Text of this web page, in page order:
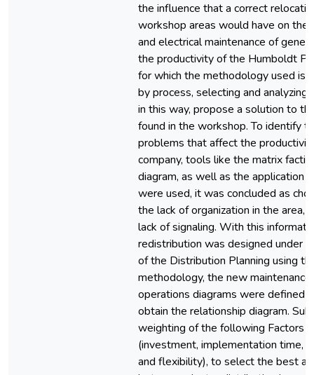
the influence that a correct
workshop areas would have on the
and electrical maintenance of
the productivity of the Humboldt
for which the methodology used is
by process, selecting and analyzing
in this way, propose a solution to
found in the workshop. To identify
problems that affect the
company, tools like the matrix
diagram, as well as the application
were used, it was concluded as
the lack of organization in the area,
lack of signaling. With this
redistribution was designed under
of the Distribution Planning using
methodology, the new maintenance
operations diagrams were defined
obtain the relationship diagram.
weighting of the following Factors
(investment, implementation time,
and flexibility), to select the best